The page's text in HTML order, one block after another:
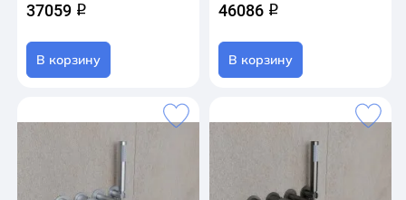
37059 q
В корзину
46086 q
В корзину